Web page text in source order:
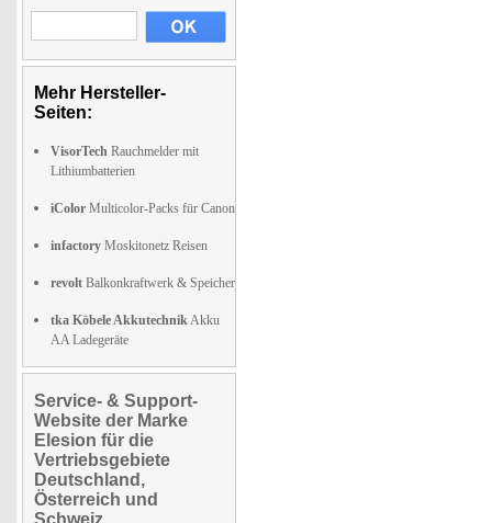
Mehr Hersteller-
Seiten:
VisorTech Rauchmelder mit
Lithiumbatterien
iColor Multicolor-Packs für Canon
infactory Moskitonetz Reisen
revolt Balkonkraftwerk & Speicher
tka Köbele AkkutechnikAkku
AA Ladegeräte
Service- & Support-
Website der Marke
Elesion für die
Vertriebsgebiete
Deutschland,
Österreich und
Schweiz